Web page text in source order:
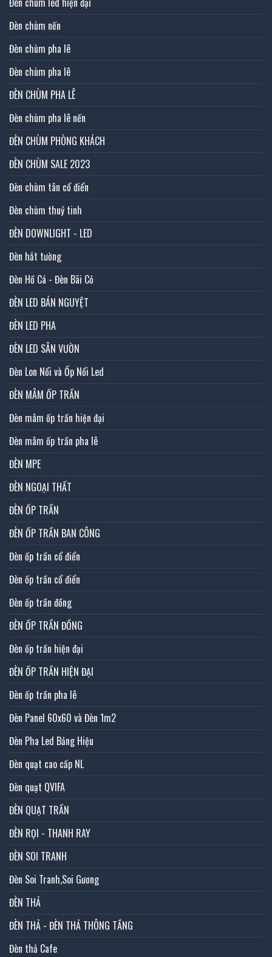
Đèn chùm nến
Đèn chùm pha lê
Đèn chùm pha lê
ĐÈN CHÙM PHA LÊ
Đèn chùm pha lê nến
ĐÈN CHÙM PHÒNG KHÁCH
ĐÈN CHÙM SALE 2023
Đèn chùm tân cổ điển
Đèn chùm thuỷ tinh
ĐÈN DOWNLIGHT - LED
Đèn hắt tường
Đèn Hồ Cá - Đèn Bãi Cỏ
ĐÈN LED BÁN NGUYỆT
ĐÈN LED PHA
ĐÈN LED SÂN VƯỜN
Đèn Lon Nổi và Ốp Nổi Led
ĐÈN MÂM ỐP TRẦN
Đèn mâm ốp trần hiện đại
Đèn mâm ốp trần pha lê
ĐÈN MPE
ĐÈN NGOẠI THẤT
ĐÈN ỐP TRẦN
ĐÈN ỐP TRẦN BAN CÔNG
Đèn ốp trần cổ điển
Đèn ốp trần cổ điển
Đèn ốp trần đồng
ĐÈN ỐP TRẦN ĐỒNG
Đèn ốp trần hiện đại
ĐÈN ỐP TRẦN HIỆN ĐẠI
Đèn ốp trần pha lê
Đèn Panel 60x60 và Đèn 1m2
Đèn Pha Led Bảng Hiệu
Đèn quạt cao cấp NL
Đèn quạt QVIFA
ĐÈN QUẠT TRẦN
ĐÈN RỌI - THANH RAY
ĐÈN SOI TRANH
Đèn Soi Tranh,Soi Gương
ĐÈN THẢ
ĐÈN THẢ - ĐÈN THẢ THÔNG TẦNG
Đèn thả Cafe